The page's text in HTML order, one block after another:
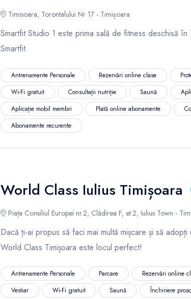
Timisoara, Torontalului Nr 17 - Timișoara
Smartfit Studio 1 este prima sală de fitness deschisă în
Smartfit.
Antrenamente Personale Rezervări online clase
Wi-Fi gratuit
Consultații nutriție Saună
Aplicație mobil membri
Plată online abonamente
Abonamente recurente
World Class Iulius Timișoara
Piața Consiliul Europei nr.2, Clădirea F, et.2, Iulius Town -
Dacă ți-ai propus să faci mai multă mișcare și să
World Class Timișoara este locul perfect!
Antrenamente Personale Parcare Rezervări online
Vestiar
Wi-Fi gratuit Saună
Închiriere